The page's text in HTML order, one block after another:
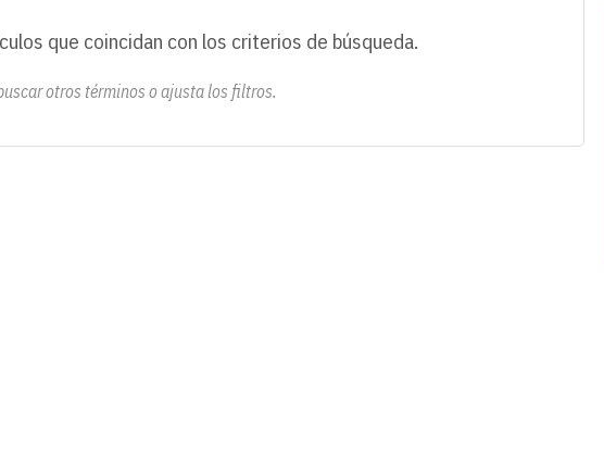
que coincidan con los criterios de búsqueda.
otros términos o ajusta los filtros.